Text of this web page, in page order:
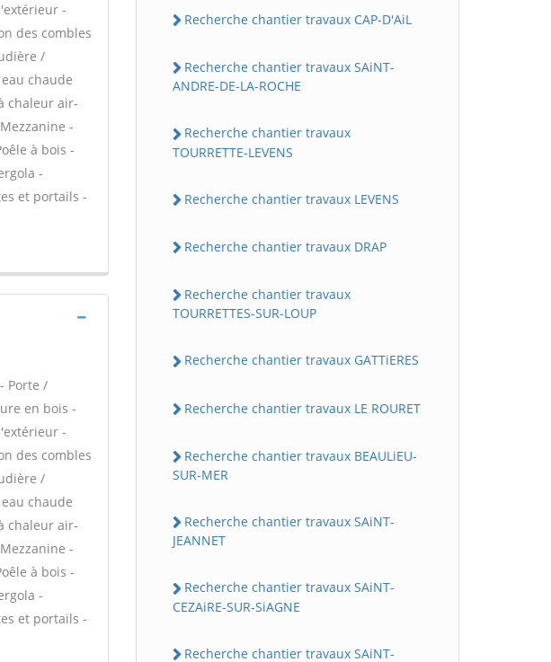
-
des combles
/
chaude
chaleur air-
-
à bois -
-
et portails -
Porte /
en bois -
-
des combles
/
chaude
chaleur air-
-
à bois -
-
et portails -
Recherche chantier travaux CAP-D'AiL
Recherche chantier travaux SAiNT-
ANDRE-DE-LA-ROCHE
Recherche chantier travaux
TOURRETTE-LEVENS
Recherche chantier travaux LEVENS
Recherche chantier travaux DRAP
Recherche chantier travaux
TOURRETTES-SUR-LOUP
Recherche chantier travaux GATTiERES
Recherche chantier travaux LE ROURET
Recherche chantier travaux BEAULiEU-
SUR-MER
Recherche chantier travaux SAiNT-
JEANNET
Recherche chantier travaux SAiNT-
CEZAiRE-SUR-SiAGNE
Recherche chantier travaux SAiNT-